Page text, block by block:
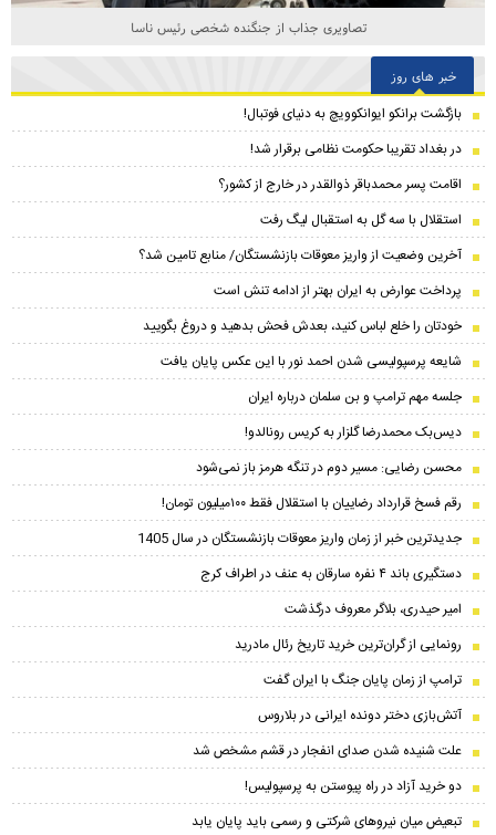
تصاویری جذاب از جنگنده شخصی رئیس ناسا
خبر های روز
بازگشت برانکو ایوانکوویچ به دنیای فوتبال!
در بغداد تقریبا حکومت نظامی برقرار شد!
اقامت پسر محمدباقر ذوالقدر در خارج از کشور؟
استقلال با سه گل به استقبال لیگ رفت
آخرین وضعیت از واریز معوقات بازنشستگان/ منابع تامین شد؟
پرداخت عوارض به ایران بهتر از ادامه تنش است
خودتان را خلع لباس کنید، بعدش فحش بدهید و دروغ بگویید
شایعه پرسپولیسی شدن احمد نور با این عکس پایان یافت
جلسه مهم ترامپ و بن سلمان درباره ایران
دیس‌بک محمدرضا گلزار به کریس رونالدو!
محسن رضایی: مسیر دوم در تنگه هرمز باز نمی‌شود
رقم فسخ قرارداد رضاییان با استقلال فقط ۱۰۰میلیون تومان!
جدیدترین خبر از زمان واریز معوقات بازنشستگان در سال 1405
دستگیری باند ۴ نفره سارقان به عنف در اطراف کرج
امیر حیدری، بلاگر معروف درگذشت
رونمایی از گران‌ترین خرید تاریخ رئال مادرید
ترامپ از زمان پایان جنگ با ایران گفت
آتش‌بازی دختر دونده ایرانی در بلاروس
علت شنیده شدن صدای انفجار در قشم مشخص شد
دو خرید آزاد در راه پیوستن به پرسپولیس!
تبعیض میان نیروهای شرکتی و رسمی باید پایان یابد